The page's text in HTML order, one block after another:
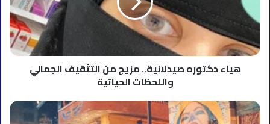
التثقيف
الجمالي
واللحظات
الحياتية
هياء دكتوره صيدلانية.. مزيج من التثقيف الجمالي
واللحظات الحياتية
أم
كلثوم